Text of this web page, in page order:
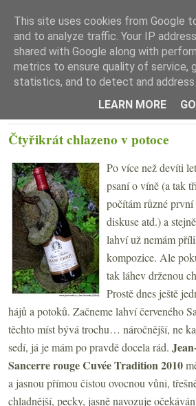
☰ Menu
Čtyřikrát chlazeno v potoce
Po více než devíti
psaní o víně (a tak
počítám různé
diskuse atd.) a
lahví už nemám
kompozice. Ale
tak láhev drženou
Prostě dnes ještě
hájů a potoků. Začneme lahví červeného
těchto míst bývá trochu… náročnější, ne
sedí, já je mám po pravdě docela rád.
Sancerre rouge Cuvée Tradition 2010
a jasnou přímou čistou ovocnou vůni,
chladnější, pecky, jasně navozuje
This site uses cookies from Google
and to analyze traffic. Your IP
shared with Google along with
metrics to ensure quality of service,
statistics, and to detect and address
LEARN MORE